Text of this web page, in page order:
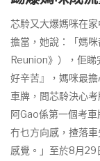
芯駖又大爆媽咪在
擔當，她說：「媽
Reunion》），佢睇
好辛苦』，媽咪最
車牌，問芯駖決心
阿Gao係第一個考
冇乜方向感，揸落
感覺。」至於8月29